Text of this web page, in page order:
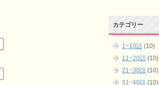
カテゴリー
1~10話 (10)
11~20話 (10)
21~30話 (10)
31~40話 (10)